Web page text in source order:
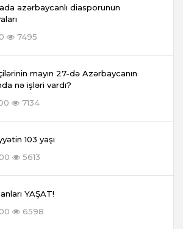
azərbaycanlı diasporunun
7495
mayın 27-də Azərbaycanın
nə işləri vardı?
7134
103 yaşı
5613
YAŞAT!
6598